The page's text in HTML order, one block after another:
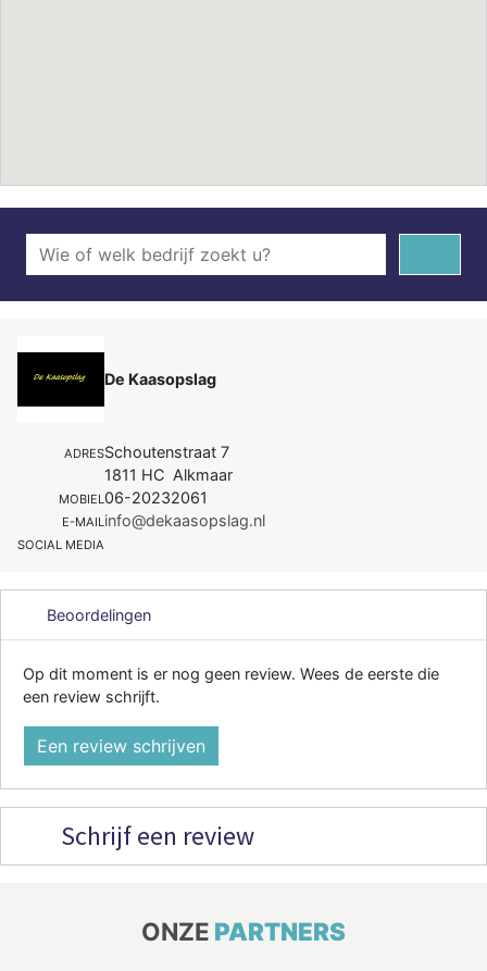
De Kaasopslag
ADRESSchoutenstraat 7
1811 HC Alkmaar
MOBIEL 06-20232061
E-MAIL info@dekaasopslag.nl
SOCIAL MEDIA
Beoordelingen
Op dit moment is er nog geen review. Wees de eerste die
een review schrijft.
Een review schrijven
Schrijf een review
ONZE PARTNERS